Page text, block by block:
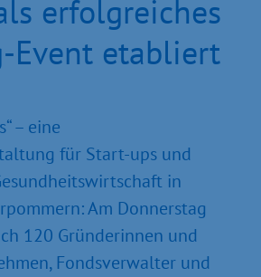
erfolgreiches
Event etabliert
– eine
für Start-ups und
in
Am Donnerstag
120 Gründerinnen und
Fondsverwalter und